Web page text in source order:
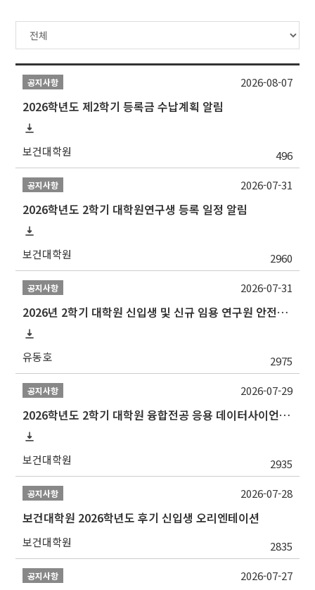
공지사항
2026학년도 제2학기 등록금 수납계획 알림
보건대학원 496
2026-08-07
공지사항
2026학년도 2학기 대학원연구생 등록 일정 알림
보건대학원 2960
2026-07-31
공지사항
2026년 2학기 대학원 신입생 및 신규 임용 연구원 안전환경교육(신규교육) 실시 안내
유동호 2975
2026-07-31
공지사항
2026학년도 2학기 대학원 융합전공 응용 데이터사이언스 선발 계획 알림
보건대학원 2935
2026-07-29
공지사항
보건대학원 2026학년도 후기 신입생 오리엔테이션
보건대학원 2835
2026-07-28
공지사항 2026-07-27